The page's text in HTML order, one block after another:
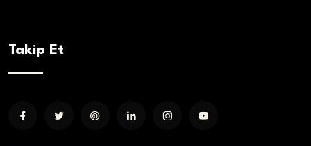
Takip Et